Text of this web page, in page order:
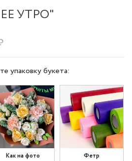
УТРО"
упаковку букета:
Как на фото
Фетр